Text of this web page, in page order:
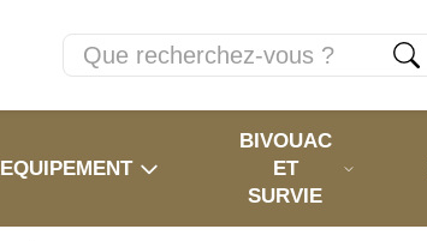
EQUIPEMENT
BIVOUAC
ET
SURVIE